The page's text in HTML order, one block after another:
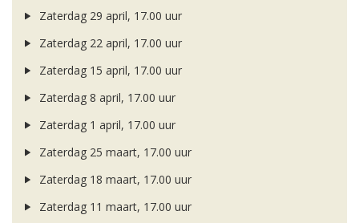
Zaterdag 29 april, 17.00 uur
Zaterdag 22 april, 17.00 uur
Zaterdag 15 april, 17.00 uur
Zaterdag 8 april, 17.00 uur
Zaterdag 1 april, 17.00 uur
Zaterdag 25 maart, 17.00 uur
Zaterdag 18 maart, 17.00 uur
Zaterdag 11 maart, 17.00 uur